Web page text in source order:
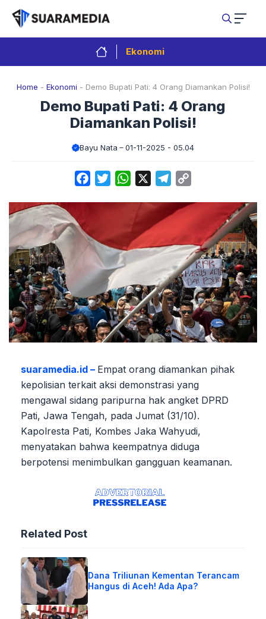
Langsung
isi
Ekonomi
Home - Ekonomi - Demo Bupati Pati: 4 Orang Diamankan Polisi!
Demo Bupati Pati: 4 Orang
Diamankan Polisi!
Bayu Nata 01-11-2025 - 05.04
FacebookTwitterWhatsApp Telegram
suaramedia.id – Empat orang diamankan pihak
kepolisian terkait aksi demonstrasi yang
mengawal sidang paripurna hak angket DPRD
Pati, Jawa Tengah, pada Jumat (31/10).
Kapolresta Pati, Kombes Jaka Wahyudi,
menyatakan bahwa keempatnya diduga
berpotensi menimbulkan gangguan keamanan.
Related Post
Dana Triliunan Kementan Terancam
Hangus di Aceh! Ada Apa?